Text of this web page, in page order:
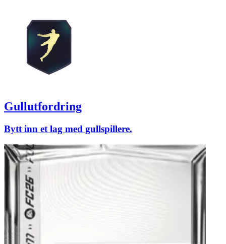
Gullutfordring
Bytt inn et lag med gullspillere.